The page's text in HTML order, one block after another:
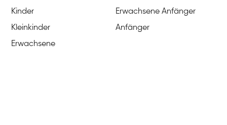
Kinder
Erwachsene Anfänger
Kleinkinder
Anfänger
Erwachsene